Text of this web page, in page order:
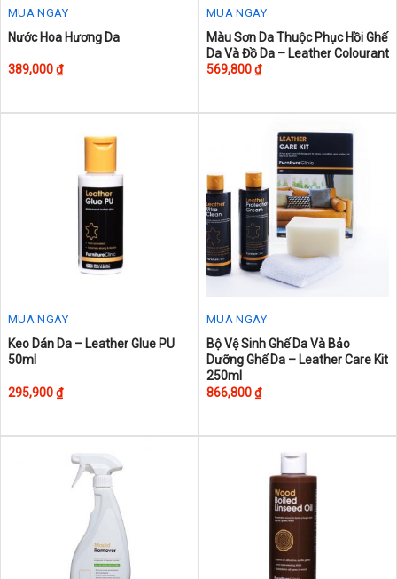
MUA NGAY
Nước Hoa Hương Da
389,000₫
MUA NGAY
This
product
has
variants.
may
be
chosen
on
the
product
Màu Sơn Da Thuộc Phục Hồi Ghế
Da Và Đồ Da – Leather Colourant
569,800₫
MUA NGAY
Keo Dán Da – Leather Glue PU
50ml
295,900₫
MUA NGAY
This
product
has
Bộ Vệ Sinh Ghế Da Và Bảo
Dưỡng Ghế Da – Leather Care Kit
250ml
866,800₫